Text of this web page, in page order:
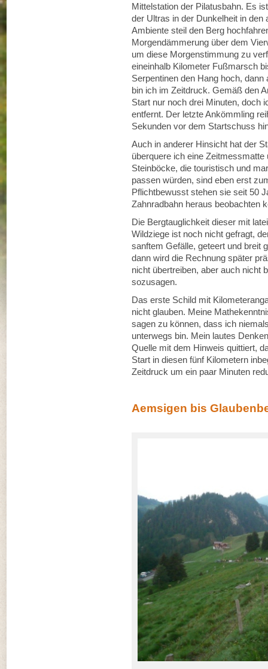
Mittelstation der Pilatusbahn. Es
der Ultras in der Dunkelheit in den
Ambiente steil den Berg
Morgendämmerung über dem
um diese Morgenstimmung zu
eineinhalb Kilometer Fußmarsch
Serpentinen den Hang hoch,
bin ich im Zeitdruck. Gemäß den
Start nur noch drei Minuten, doch
entfernt. Der letzte Ankömmling
Sekunden vor dem Startschuss
Auch in anderer Hinsicht hat der
überquere ich eine
Steinböcke, die touristisch und
passen würden, sind eben erst
Pflichtbewusst stehen sie seit 50
Zahnradbahn heraus beobachten
Die Bergtauglichkeit dieser mit
Wildziege ist noch nicht gefragt,
sanftem Gefälle, geteert und breit
dann wird die Rechnung später
nicht übertreiben, aber auch nicht
sozusagen.
Das erste Schild mit
nicht glauben. Meine
sagen zu können, dass ich
unterwegs bin. Mein lautes
Quelle mit dem Hinweis quittiert,
Start in diesen fünf Kilometern
Zeitdruck um ein paar Minuten
Aemsigen bis